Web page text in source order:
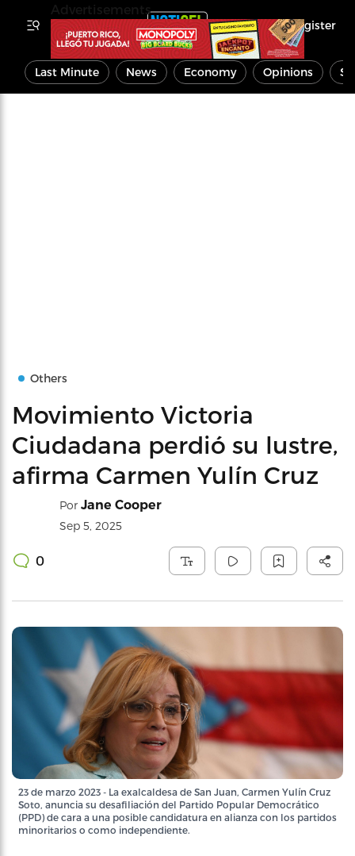
Register
Last Minute News Economy Opinions
Others
Movimiento Victoria
Ciudadana perdió su lustre,
afirma Carmen Yulín Cruz
Por Jane Cooper
Sep 5, 2025
0
23 de marzo 2023 - La exalcaldesa de San Juan, Carmen Yulín Cruz
Soto, anuncia su desafiliación del Partido Popular Democrático
(PPD) de cara a una posible candidatura en alianza con los partidos
minoritarios o como independiente.
Advertisements